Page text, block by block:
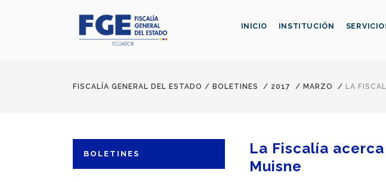
INICIO INSTITUCIÓN
FISCALÍA GENERAL DEL ESTADO / BOLETINES / 2017 / MARZO / LA
BOLETINES
La Fiscalía
Muisne